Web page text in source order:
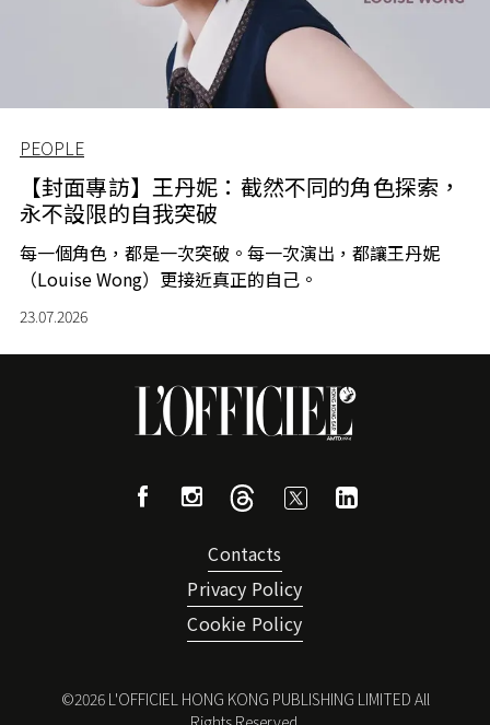
PEOPLE
【封面專訪】王丹妮：截然不同的角色探索，
永不設限的自我突破
每一個角色，都是一次突破。每一次演出，都讓王丹妮
（Louise Wong）更接近真正的自己。
23.07.2026
Contacts
Privacy Policy
Cookie Policy
©2026L'OFFICIEL HONG KONG PUBLISHING LIMITED All